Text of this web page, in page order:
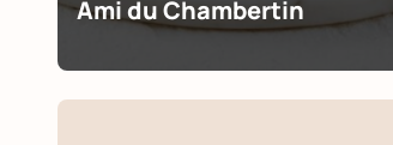
Ami du Chambertin